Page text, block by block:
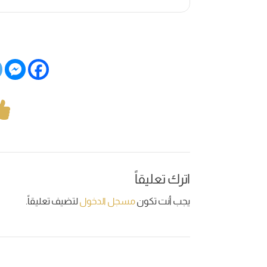
اترك تعليقاً
يجب أنت تكونمسجل الدخوللتضيف تعليقاً.